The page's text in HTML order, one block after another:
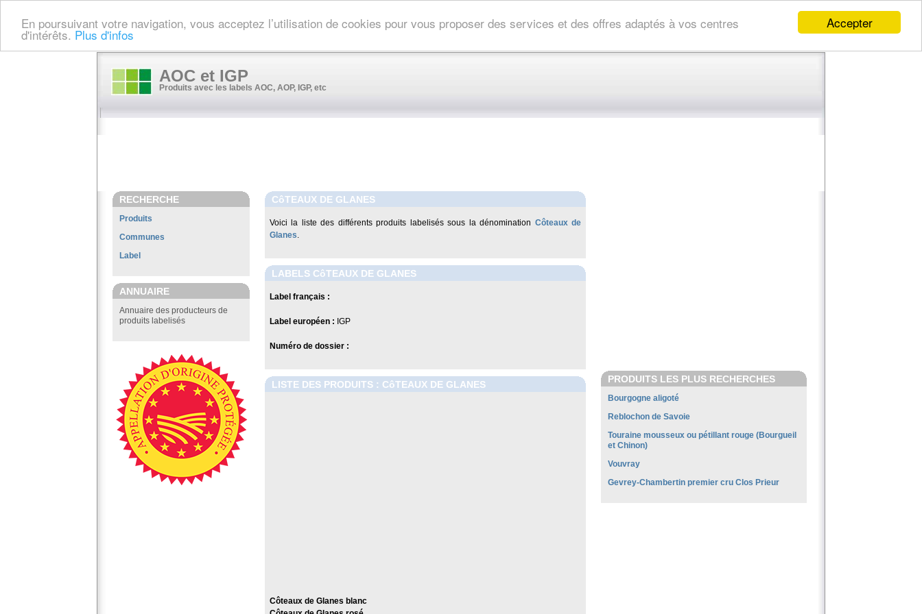
Accepter
En poursuivant votre navigation, vous acceptez l’utilisation de cookies pour vous proposer des services et des offres adaptés à vos centres
d'intérêts. Plus d'infos
AOC et IGP
Produits avec les labels AOC, AOP, IGP, etc
RECHERCHE
Produits
Communes
Label
ANNUAIRE
Annuaire des producteurs de
produits labelisés
CôTEAUX DE GLANES
Voici la liste des différents produits labelisés sous la dénomination Côteaux de
Glanes.
LABELS CôTEAUX DE GLANES
Label français :
Label européen : IGP
Numéro de dossier :
LISTE DES PRODUITS : CôTEAUX DE GLANES
Côteaux de Glanes blanc
PRODUITS LES PLUS RECHERCHES
Bourgogne aligoté
Reblochon de Savoie
Touraine mousseux ou pétillant rouge (Bourgueil
et Chinon)
Vouvray
Gevrey-Chambertin premier cru Clos Prieur